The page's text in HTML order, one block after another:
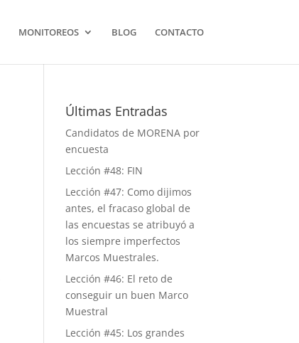
MONITOREOS BLOG CONTACTO
Últimas Entradas
Candidatos de MORENA por
encuesta
Lección #48: FIN
Lección #47: Como dijimos
antes, el fracaso global de
las encuestas se atribuyó a
los siempre imperfectos
Marcos Muestrales.
Lección #46: El reto de
conseguir un buen Marco
Muestral
Lección #45: Los grandes